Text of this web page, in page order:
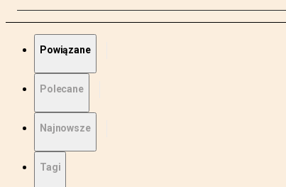
Powiązane
Polecane
Najnowsze
Tagi